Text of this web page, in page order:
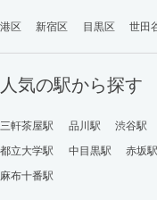
港区 新宿区 目黒区 世田
人気の駅から探す
三軒茶屋駅 品川駅 渋谷駅
都立大学駅
中目黒駅 赤坂駅
麻布十番駅